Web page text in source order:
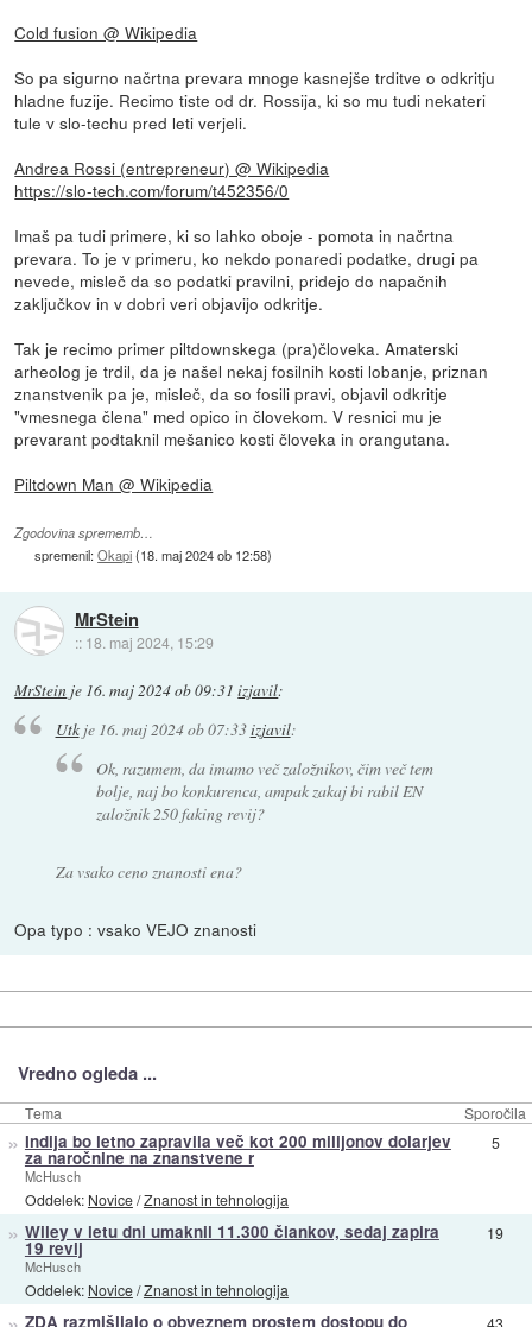
Cold fusion @ Wikipedia
So pa sigurno načrtna prevara mnoge kasnejše trditve o odkritju
hladne fuzije. Recimo tiste od dr. Rossija, ki so mu tudi nekateri
tule v slo-techu pred leti verjeli.
Andrea Rossi (entrepreneur) @ Wikipedia
https://slo-tech.com/forum/t452356/0
Imaš pa tudi primere, ki so lahko oboje - pomota in načrtna
prevara. To je v primeru, ko nekdo ponaredi podatke, drugi pa
nevede, misleč da so podatki pravilni, pridejo do napačnih
zaključkov in v dobri veri objavijo odkritje.
Tak je recimo primer piltdownskega (pra)človeka. Amaterski
arheolog je trdil, da je našel nekaj fosilnih kosti lobanje, priznan
znanstvenik pa je, misleč, da so fosili pravi, objavil odkritje
"vmesnega člena" med opico in človekom. V resnici mu je
prevarant podtaknil mešanico kosti človeka in orangutana.
Piltdown Man @ Wikipedia
Zgodovina sprememb…
spremenil:Okapi(18. maj 2024 ob 12:58)
MrStein
:: 18. maj 2024, 15:29
MrStein je 16. maj 2024 ob 09:31 izjavil:
Utkje 16. maj 2024 ob 07:33izjavil:
Ok, razumem, da imamo več založnikov, čim več tem
bolje, naj bo konkurenca, ampak zakaj bi rabil EN
založnik 250 faking revij?
Za vsako ceno znanosti ena?
Opa typo : vsako VEJO znanosti
Vredno ogleda ...
Tema Sporočila
» Indija bo letno zapravila več kot 200 milijonov dolarjev
za naročnine na znanstvene r
McHusch
Oddelek: Novice/Znanost in tehnologija
5
» Wiley v letu dni umaknil 11.300 člankov, sedaj zapira
19 revij
McHusch
Oddelek: Novice/Znanost in tehnologija
19
ZDA razmišljajo o obveznem prostem dostopu do